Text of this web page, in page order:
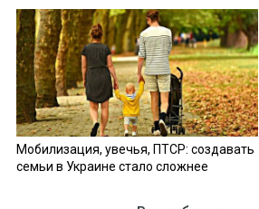
Мобилизация, увечья, ПТСР: создавать
семьи в Украине стало сложнее